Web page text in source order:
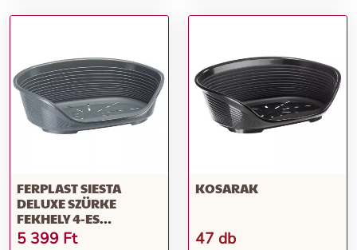
FERPLAST SIESTA
DELUXE SZÜRKE
FEKHELY 4-ES
(70204947)
5 399 Ft
KOSARAK
47 db